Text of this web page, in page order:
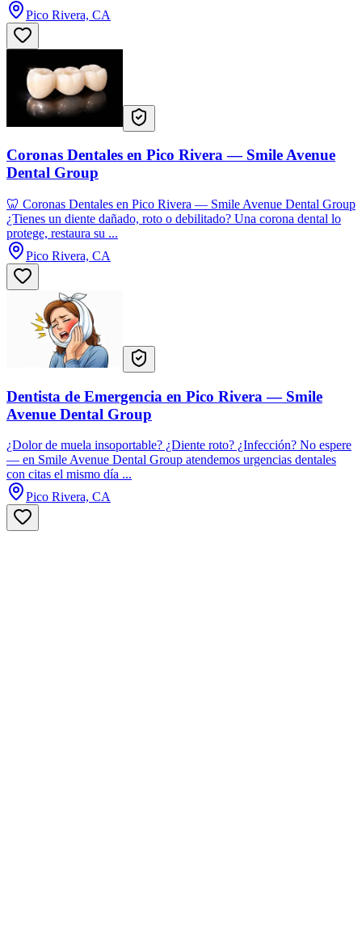
Pico Rivera, CA
Coronas Dentales en Pico Rivera — Smile Avenue
Dental Group
🦷 Coronas Dentales en Pico Rivera — Smile Avenue Dental Group
¿Tienes un diente dañado, roto o debilitado? Una corona dental lo
protege, restaura su ...
Pico Rivera, CA
Dentista de Emergencia en Pico Rivera — Smile
Avenue Dental Group
¿Dolor de muela insoportable? ¿Diente roto? ¿Infección? No espere
— en Smile Avenue Dental Group atendemos urgencias dentales
con citas el mismo día ...
Pico Rivera, CA